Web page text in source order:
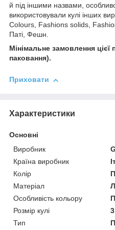
й під іншими назвами,
використовували кулі інших
Colours, Fashions solids,
Паті, Фешн.
Мінімальне замовлення
паковання).
Приховати
Характеристики
Основні
Виробник
Країна виробник
Колір
Матеріал
Особливість кольору
Розмір кулі
Тип